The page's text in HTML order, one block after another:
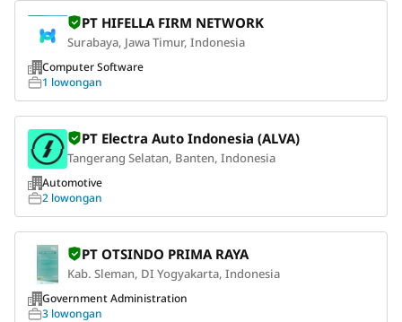
PT HIFELLA FIRM NETWORK
Surabaya, Jawa Timur, Indonesia
Computer Software
1 lowongan
PT Electra Auto Indonesia (ALVA)
Tangerang Selatan, Banten, Indonesia
Automotive
2 lowongan
PT OTSINDO PRIMA RAYA
Kab. Sleman, DI Yogyakarta, Indonesia
Government Administration
3 lowongan